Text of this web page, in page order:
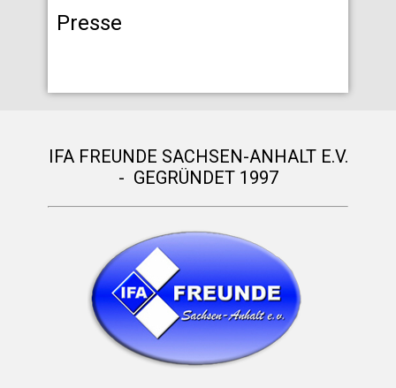
Presse
IFA FREUNDE SACHSEN-ANHALT E.V.
- GEGRÜNDET 1997